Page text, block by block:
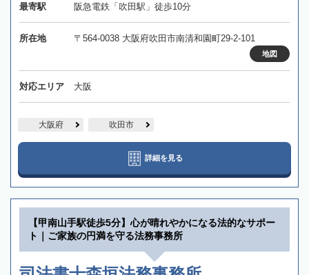
最寄駅 阪急電鉄「吹田駅」徒歩10分
所在地 〒564-0038 大阪府吹田市南清和園町29-2-101
地図
対応エリア 大阪
大阪府 吹田市
詳細を見る
【甲南山手駅徒歩5分】心が晴れやかになる法的なサポー
ト｜ご家族の円満を守る法務事務所